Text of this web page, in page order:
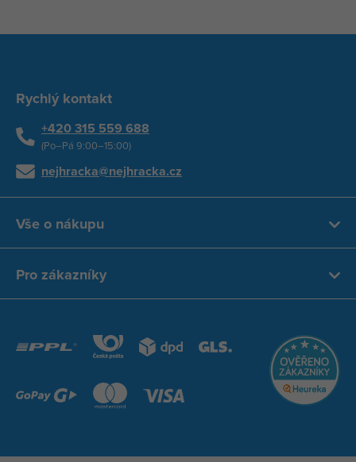
Rychlý kontakt
+420 315 559 688
(Po–Pá 9:00–15:00)
nejhracka@nejhracka.cz
Vše o nákupu
Pro zákazníky